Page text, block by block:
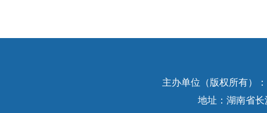
主办单位（版权所有）
地址：湖南省